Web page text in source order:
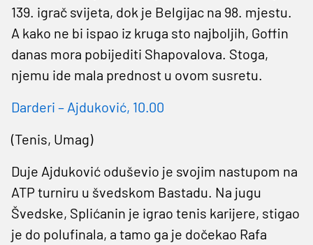
139. igrač svijeta, dok je Belgijac na 98. mjestu.
A kako ne bi ispao iz kruga sto najboljih, Goffin
danas mora pobijediti Shapovalova. Stoga,
njemu ide mala prednost u ovom susretu.
Darderi – Ajduković, 10.00
(Tenis, Umag)
Duje Ajduković oduševio je svojim nastupom na
ATP turniru u švedskom Bastadu. Na jugu
Švedske, Splićanin je igrao tenis karijere, stigao
je do polufinala, a tamo ga je dočekao Rafa